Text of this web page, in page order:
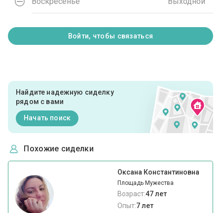
Войти, чтобы связаться
Найдите надежную сиделку
рядом с вами
Начать поиск
Похожие сиделки
Оксана Константиновна
Площадь Мужества
Возраст:47 лет
Опыт:7 лет